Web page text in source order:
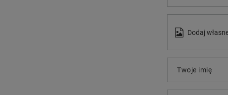
Dodaj
Twoje imię